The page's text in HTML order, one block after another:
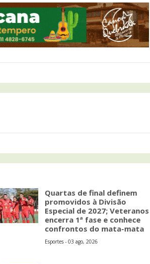
Quartas de final definem
promovidos à Divisão
Especial de 2027; Veteranos
encerra 1ª fase e conhece
confrontos do mata-mata
Esportes - 03 ago, 2026